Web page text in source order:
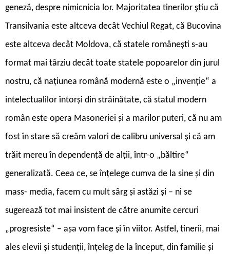
geneză, despre nimicnicia lor. Majoritatea tinerilor știu că
Transilvania este altceva decât Vechiul Regat, că Bucovina
este altceva decât Moldova, că statele românești s-au
format mai târziu decât toate statele popoarelor din jurul
nostru, că națiunea română modernă este o „invenție“ a
intelectualilor întorși din străinătate, că statul modern
român este opera Masoneriei și a marilor puteri, că nu am
fost în stare să creăm valori de calibru universal și că am
trăit mereu în dependență de alții, într-o „băltire“
generalizată. Ceea ce, se înțelege cumva de la sine și din
mass- media, facem cu mult sârg și astăzi și – ni se
sugerează tot mai insistent de către anumite cercuri
„progresiste“ – așa vom face și în viitor. Astfel, tinerii, mai
ales elevii și studenții, înțeleg de la început, din familie și